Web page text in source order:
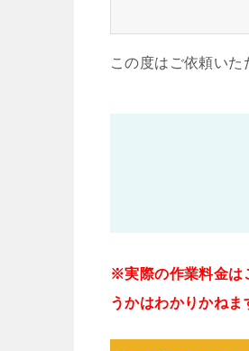
この度はご依頼いた
※実際の作業料金は
うかはわかりかねま